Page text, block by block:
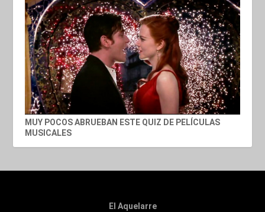
MUY POCOS ABRUEBAN ESTE QUIZ DE PELÍCULAS
MUSICALES
El Aquelarre